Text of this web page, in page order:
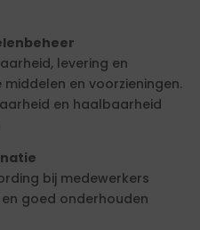
levering en
en voorzieningen.
en haalbaarheid
bij medewerkers
goed onderhouden